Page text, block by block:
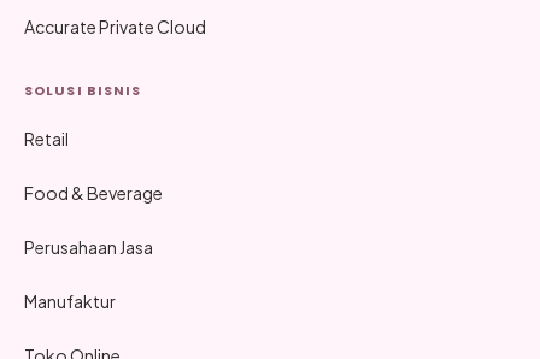
Accurate Private Cloud
SOLUSI BISNIS
Retail
Food & Beverage
Perusahaan Jasa
Manufaktur